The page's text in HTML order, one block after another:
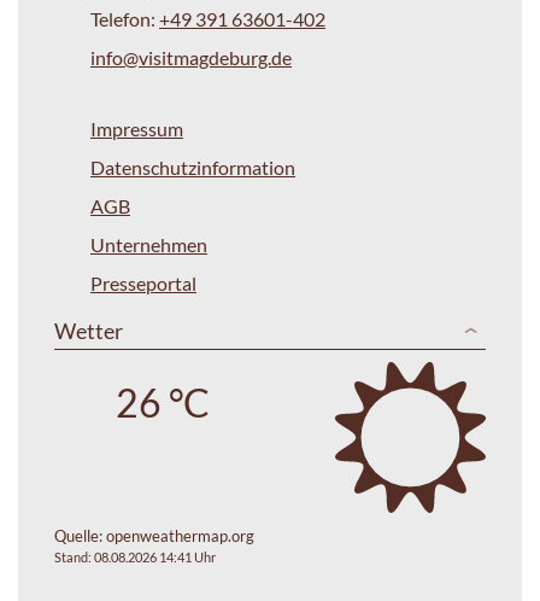
Telefon: +49 391 63601-402
info@visitmagdeburg.de
Impressum
Datenschutzinformation
AGB
Unternehmen
Presseportal
Wetter
26 °C
Quelle:openweathermap.org
Stand: 08.08.2026 14:41 Uhr